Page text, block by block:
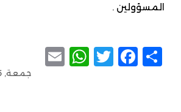
المسؤولين .
Share
Facebook
Twitter
جمعة, 2026/05/15 - 21:26